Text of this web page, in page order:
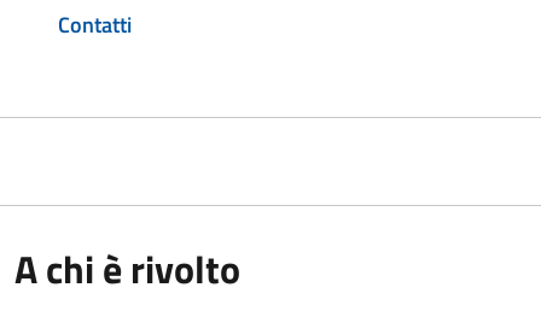
Contatti
A chi è rivolto